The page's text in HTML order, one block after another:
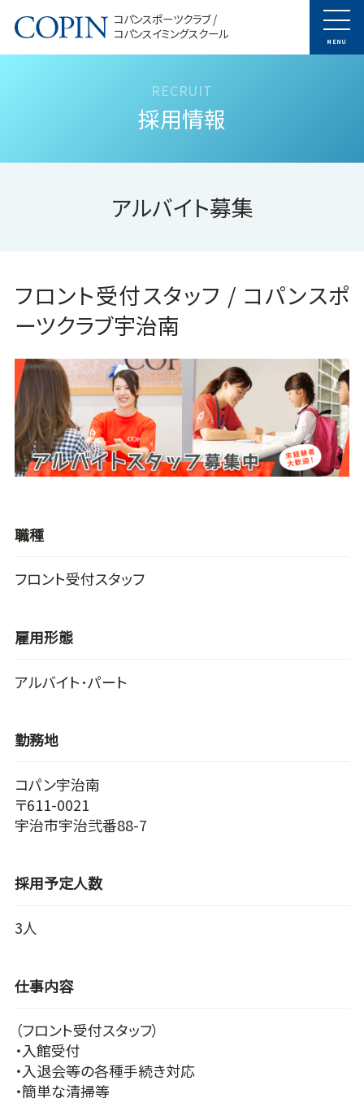
コパンスポーツクラブ /
コパンスイミングスクール
MENU
採用情報
アルバイト募集
フロント受付スタッフ / コパンスポ
ーツクラブ宇治南
職種
フロント受付スタッフ
雇用形態
アルバイト･パート
勤務地
コパン宇治南
〒611-0021
宇治市宇治弐番88-7
採用予定人数
3人
仕事内容
（フロント受付スタッフ）
・入館受付
・入退会等の各種手続き対応
・簡単な清掃等